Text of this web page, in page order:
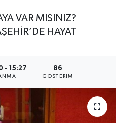
VAR MISINIZ?
HAYAT
- 15:27 86
GÖSTERIM